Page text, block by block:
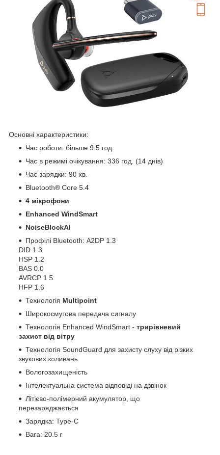
Основні характеристики:
Час роботи: більше 9.5 год.
Час в режимі очікування: 336 год. (14 днів)
Час зарядки: 90 хв.
Bluetooth® Core 5.4
4 мікрофони
Enhanced WindSmart
NoiseBlockAI
Профілі Bluetooth: A2DP 1.3
DID 1.3
HSP 1.2
BAS 0.0
AVRCP 1.5
HFP 1.6
Технологія Multipoint
Широкосмугова передача сигналу
Технологія Enhanced WindSmart - трирівневий
захист від вітру
Технологія SoundGuard для захисту слуху від різких
звукових коливань
Вологозахищеність
Інтелектуальна система відповіді на дзвінок
Літієво-полімерний акумулятор, що
перезаряджається
Зарядка: Type-C
Вага: 20.5 г